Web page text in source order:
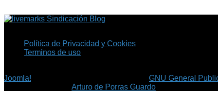
Sindicación Blog
Política de Privacidad y Cookies
Terminos de uso
Joomla!
GNU General
©Arturo de Porras Guardo